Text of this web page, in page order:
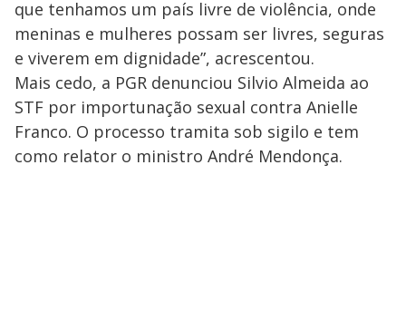
que tenhamos um país livre de violência, onde
meninas e mulheres possam ser livres, seguras
e viverem em dignidade”, acrescentou.
Mais cedo, a PGR denunciou Silvio Almeida ao
STF por importunação sexual contra Anielle
Franco. O processo tramita sob sigilo e tem
como relator o ministro André Mendonça.